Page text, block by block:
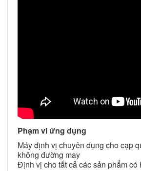
Phạm vi ứng dụng
Máy định vị chuyên dụng cho cạp
không đường may
Định vị cho tất cả các sản phẩm có